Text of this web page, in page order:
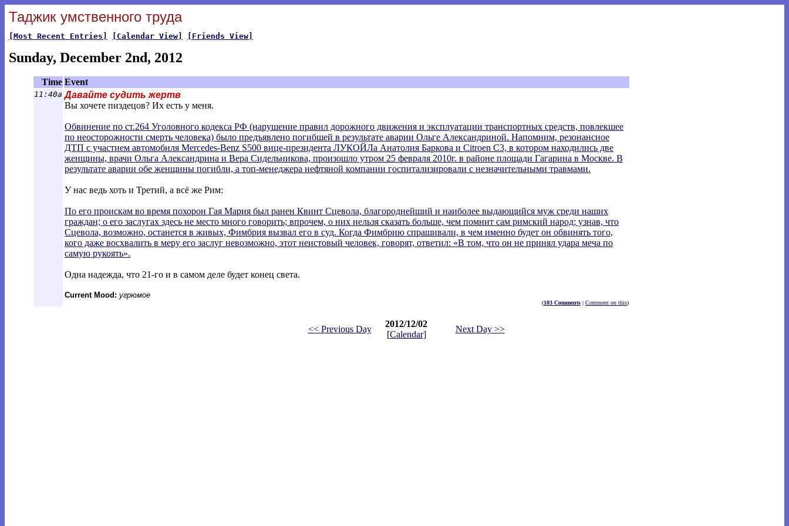
Таджик умственного труда
[Most Recent Entries] [Calendar View] [Friends View]
Sunday, December 2nd, 2012
Time Event
11:40a Давайте судить жертв
Вы хочете пиздецов? Их есть у меня.
Обвинение по ст.264 Уголовного кодекса РФ (нарушение правил дорожного движения и эксплуатации транспортных средств, повлекшее
по неосторожности смерть человека) было предъявлено погибшей в результате аварии Ольге Александриной. Напомним, резонансное
ДТП с участием автомобиля Mercedes-Benz S500 вице-президента ЛУКОЙЛа Анатолия Баркова и Сitroen C3, в котором находились две
женщины, врачи Ольга Александрина и Вера Сидельникова, произошло утром 25 февраля 2010г. в районе площади Гагарина в Москве. В
результате аварии обе женщины погибли, а топ-менеджера нефтяной компании госпитализировали с незначительными травмами.
У нас ведь хоть и Третий, а всё же Рим:
По его проискам во время похорон Гая Мария был ранен Квинт Сцевола, благороднейший и наиболее выдающийся муж среди наших
граждан; о его заслугах здесь не место много говорить; впрочем, о них нельзя сказать больше, чем помнит сам римский народ; узнав, что
Сцевола, возможно, останется в живых, Фимбрия вызвал его в суд. Когда Фимбрию спрашивали, в чем именно будет он обвинять того,
кого даже восхвалить в меру его заслуг невозможно, этот неистовый человек, говорят, ответил: «В том, что он не принял удара меча по
самую рукоять».
Одна надежда, что 21-го и в самом деле будет конец света.
Current Mood: угрюмое
(103 Comments | Comment on this)
<< Previous Day
2012/12/02
[Calendar]
Next Day >>